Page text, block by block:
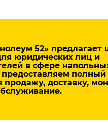
52» предлагает
юридических лиц и
в сфере
полный
продажу, доставку,